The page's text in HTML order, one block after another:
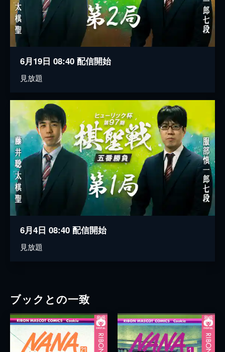
6月19日 08:40 配信開始
見放題
6月4日 08:40 配信開始
見放題
ブックとの一致